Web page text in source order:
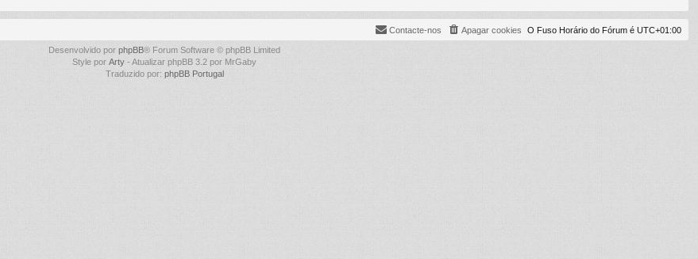
O Fuso Horário do Fórum é UTC+01:00
Apagar cookies
Contacte-nos
Desenvolvido por phpBB® Forum Software © phpBB Limited
Style por Arty - Atualizar phpBB 3.2 por MrGaby
Traduzido por: phpBB Portugal